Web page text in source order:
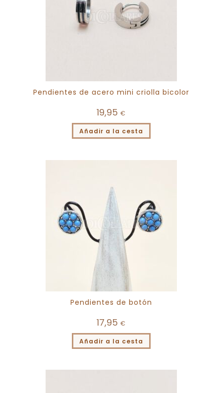
Pendientes de acero mini criolla bicolor
19,95 €
Añadir a la cesta
Pendientes de botón
17,95 €
Añadir a la cesta